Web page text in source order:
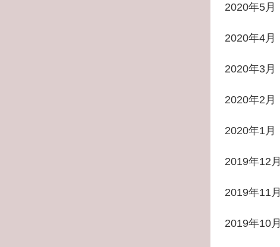
2020年5月
2020年4月
2020年3月
2020年2月
2020年1月
2019年12月
2019年11月
2019年10月